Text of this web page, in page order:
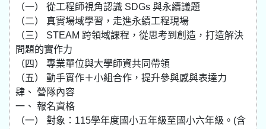
（一） 從工程師視角認識 SDGs 與永續議題
（二） 真實場域學習，走進永續工程現場
（三） STEAM 跨領域課程，從思考到創造，打造解決
問題的實作力
（四） 專業單位與大學師資共同帶領
（五） 動手實作＋小組合作，提升參與感與表達力
肆、 營隊內容
一、 報名資格
（一） 對象：115學年度國小五年級至國小六年級。(含